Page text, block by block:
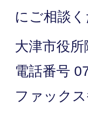
にご相談く
大津市役
電話番号
ファック